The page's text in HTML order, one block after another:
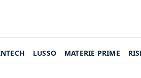
LUSSO MATERIE PRIME